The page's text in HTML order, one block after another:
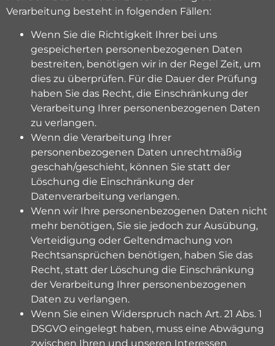
Verarbeitung besteht in folgenden Fällen:
Wenn Sie die Richtigkeit Ihrer bei uns
gespeicherten personenbezogenen Daten
bestreiten, benötigen wir in der Regel Zeit, um
dies zu überprüfen. Für die Dauer der Prüfung
haben Sie das Recht, die Einschränkung der
Verarbeitung Ihrer personenbezogenen Daten
zu verlangen.
Wenn die Verarbeitung Ihrer
personenbezogenen Daten unrechtmäßig
geschah/geschieht, können Sie statt der
Löschung die Einschränkung der
Datenverarbeitung verlangen.
Wenn wir Ihre personenbezogenen Daten nicht
mehr benötigen, Sie sie jedoch zur Ausübung,
Verteidigung oder Geltendmachung von
Rechtsansprüchen benötigen, haben Sie das
Recht, statt der Löschung die Einschränkung
der Verarbeitung Ihrer personenbezogenen
Daten zu verlangen.
Wenn Sie einen Widerspruch nach Art. 21 Abs. 1
DSGVO eingelegt haben, muss eine Abwägung
zwischen Ihren und unseren Interessen